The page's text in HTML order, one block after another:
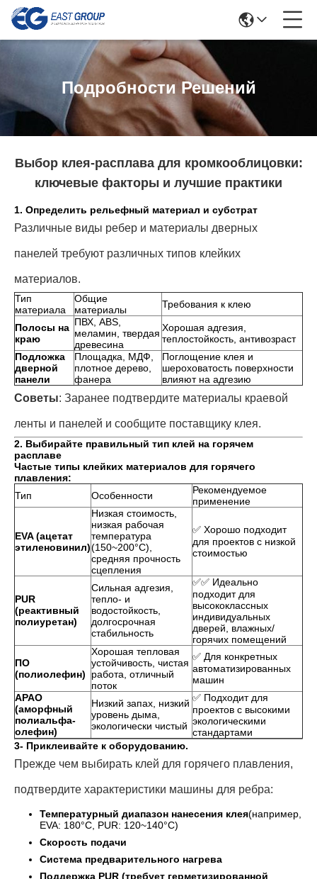
Подробности Решений
Выбор клея-расплава для кромкооблицовки:
ключевые факторы и лучшие практики
1. Определить рельефный материал и субстрат
Различные виды ребер и материалы дверных
панелей требуют различных типов клейких
материалов.
Тип
материала
Общие
материалы
Требования к клею
Полосы на
краю
ПВХ, ABS,
меламин, твердая
древесина
Хорошая адгезия,
теплостойкость, антивозраст
Подложка
дверной
панели
Площадка, МДФ,
плотное дерево,
фанера
Поглощение клея и
шероховатость поверхности
влияют на адгезию
Советы: Заранее подтвердите материалы краевой
ленты и панелей и сообщите поставщику клея.
2. Выбирайте правильный тип клей на горячем
расплаве
Частые типы клейких материалов для горячего
плавления:
Тип
Особенности
Рекомендуемое
применение
EVA (ацетат
этиленовинил)
Низкая стоимость,
низкая рабочая
температура
(150~200°C),
средняя прочность
сцепления
✅ Хорошо подходит
для проектов с низкой
стоимостью
PUR
(реактивный
полиуретан)
Сильная адгезия,
тепло- и
водостойкость,
долгосрочная
стабильность
✅✅ Идеально
подходит для
высококлассных
индивидуальных
дверей, влажных/
горячих помещений
ПО
(полиолефин)
Хорошая тепловая
устойчивость, чистая
работа, отличный
поток
✅ Для конкретных
автоматизированных
машин
APAO
(аморфный
полиальфа-
олефин)
Низкий запах, низкий
уровень дыма,
экологически чистый
✅ Подходит для
проектов с высокими
экологическими
стандартами
3- Приклеивайте к оборудованию.
Прежде чем выбирать клей для горячего плавления,
подтвердите характеристики машины для ребра:
Температурный диапазон нанесения клея(например,
EVA: 180°C, PUR: 120~140°C)
Скорость подачи
Система предварительного нагрева
Поддержка PUR (требует герметизированной